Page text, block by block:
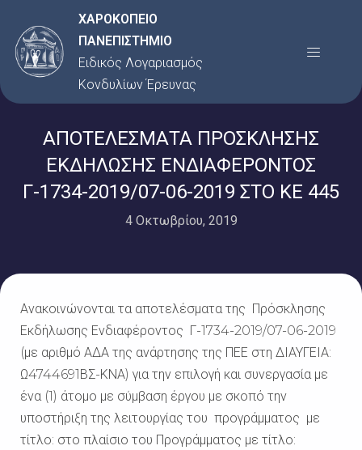
στο
περιεχόμενο
ΧΑΡΟΚΟΠΕΙΟ
ΠΑΝΕΠΙΣΤΗΜΙΟ
Ειδικός Λογαριασμός
Κονδυλίων Έρευνας
Menu
ΑΠΟΤΕΛΕΣΜΑΤΑ ΠΡΟΣΚΛΗΣΗΣ
ΕΚΔΗΛΩΣΗΣ ΕΝΔΙΑΦΕΡΟΝΤΟΣ
Γ-1734-2019/07-06-2019 ΣΤΟ ΚΕ 445
4 Οκτωβρίου, 2019
Ανακοινώνονται τα αποτελέσματα της Πρόσκλησης
Εκδήλωσης Ενδιαφέροντος Γ-1734-2019/07-06-2019
(με αριθμό ΑΔΑ της ανάρτησης της ΠΕΕ στη ΔΙΑΥΓΕΙΑ:
Ω4744691ΒΣ-ΚΝΑ) για την επιλογή και συνεργασία με
ένα (1) άτομο με σύμβαση έργου με σκοπό την
υποστήριξη της λειτουργίας του προγράμματος με
τίτλο: στο πλαίσιο του Προγράμματος με τίτλο: